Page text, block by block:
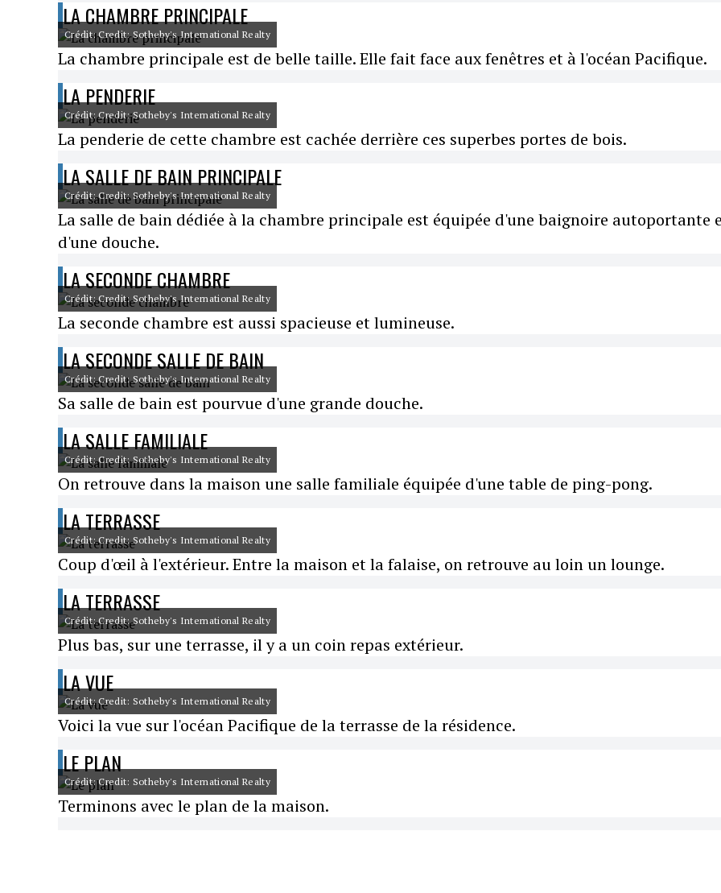
LA CHAMBRE PRINCIPALE
Crédit: Credit: Sotheby's International Realty
La chambre principale est de belle taille. Elle fait face aux fenêtres et à l'océan Pacifique.
LA PENDERIE
Crédit: Credit: Sotheby's International Realty
La penderie de cette chambre est cachée derrière ces superbes portes de bois.
LA SALLE DE BAIN PRINCIPALE
Crédit: Credit: Sotheby's International Realty
La salle de bain dédiée à la chambre principale est équipée d'une baignoire autoportante
d'une douche.
LA SECONDE CHAMBRE
Crédit: Credit: Sotheby's International Realty
La seconde chambre est aussi spacieuse et lumineuse.
LA SECONDE SALLE DE BAIN
Crédit: Credit: Sotheby's International Realty
Sa salle de bain est pourvue d'une grande douche.
LA SALLE FAMILIALE
Crédit: Credit: Sotheby's International Realty
On retrouve dans la maison une salle familiale équipée d'une table de ping-pong.
LA TERRASSE
Crédit: Credit: Sotheby's International Realty
Coup d'œil à l'extérieur. Entre la maison et la falaise, on retrouve au loin un lounge.
LA TERRASSE
Crédit: Credit: Sotheby's International Realty
Plus bas, sur une terrasse, il y a un coin repas extérieur.
LA VUE
Crédit: Credit: Sotheby's International Realty
Voici la vue sur l'océan Pacifique de la terrasse de la résidence.
LE PLAN
Crédit: Credit: Sotheby's International Realty
Terminons avec le plan de la maison.